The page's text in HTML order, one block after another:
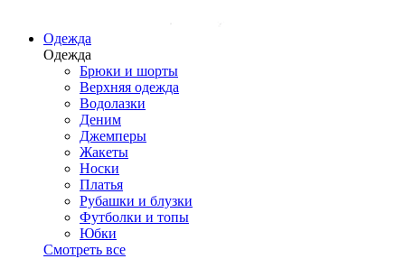
Одежда
Одежда
Брюки и шорты
Верхняя одежда
Водолазки
Деним
Джемперы
Жакеты
Носки
Платья
Рубашки и блузки
Футболки и топы
Юбки
Смотреть все